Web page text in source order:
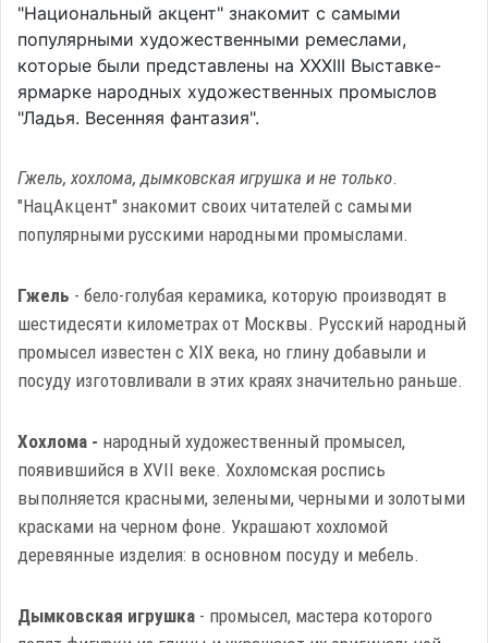
"Национальный акцент" знакомит с самыми
популярными художественными ремеслами,
которые были представлены на XXXIII Выставке-
ярмарке народных художественных промыслов
"Ладья. Весенняя фантазия".
Гжель, хохлома, дымковская игрушка и не только.
"НацАкцент" знакомит своих читателей с самыми
популярными русскими народными промыслами.
Гжель - бело-голубая керамика, которую производят в
шестидесяти километрах от Москвы. Русский народный
промысел известен с XIX века, но глину добавыли и
посуду изготовливали в этих краях значительно раньше.
Хохлома - народный художественный промысел,
появившийся в XVII веке. Хохломская роспись
выполняется красными, зелеными, черными и золотыми
красками на черном фоне. Украшают хохломой
деревянные изделия: в основном посуду и мебель.
Дымковская игрушка - промысел, мастера которого